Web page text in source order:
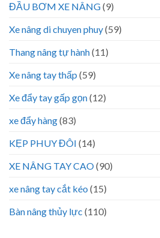
ĐẦU BƠM XE NÂNG(9)
Xe nâng di chuyen phuy(59)
Thang nâng tự hành(11)
Xe nâng tay thấp (59)
Xe đẩy tay gấp gọn(12)
xe đẩy hàng(83)
KẸP PHUY ĐÔI (14)
XE NÂNG TAY CAO(90)
xe nâng tay cắt kéo (15)
Bàn nâng thủy lực (110)